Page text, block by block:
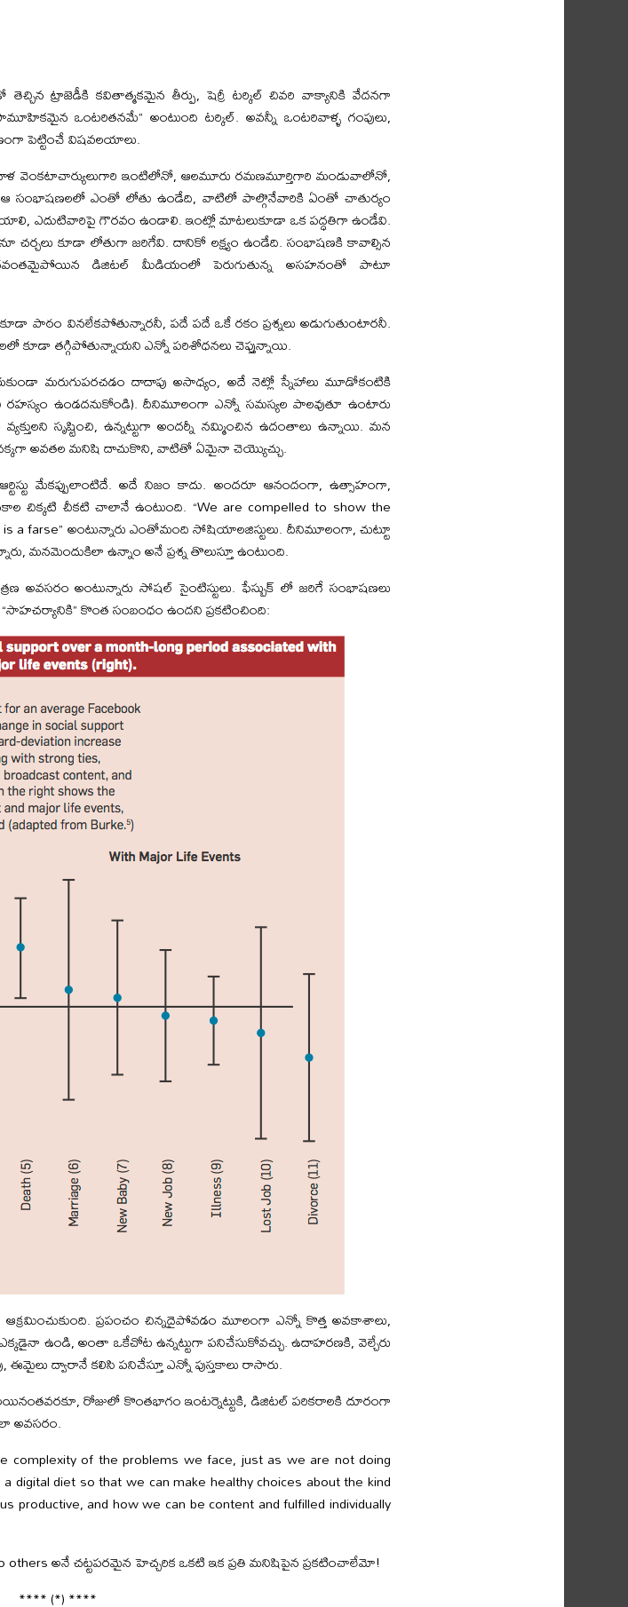
ట్రాజెడీకి కవితాత్మకమైన తీర్పు, షెర్రీ టర్కిల్ చివరి వాక్యానికి వేదనగా
ఒంటరితనమే” అంటుంది టర్కిల్. అవన్నీ ఒంటరివాళ్ళ గంపులు,
పెట్టించే విషవలయాలు.
వెంకటాచార్యులుగారి ఇంటిలోనో, ఆలమూరు రమణమూర్తిగారి మండువాలోనో,
ఆ సంభాషణలలో ఎంతో లోతు ఉండేది, వాటిలో పాల్గొనేవారికి ఏంతో చాతుర్యం
ఎదుటివారిపై గౌరవం ఉండాలి. ఇంట్లో మాటలుకూడా ఒక పద్ధతిగా ఉండేవి.
చర్చలు కూడా లోతుగా జరిగేవి. దానికో లక్ష్యం ఉండేది. సంభాషణకి కావాల్సిన
డిజిటల్ మీడియంలో పెరుగుతున్న అసహనంతో పాటూ
పాఠం వినలేకపోతున్నారనీ, పదే పదే ఒకే రకం ప్రశ్నలు అడుగుతుంటారనీ.
కూడా తగ్గిపోతున్నాయని ఎన్నో పరిశోధనలు చెప్తున్నాయి.
మరుగుపరచడం దాదాపు అసాధ్యం, అదే నెట్లో స్నేహాలు మూడోకంటికి
ఉండదనుకోండి). దీనిమూలంగా ఎన్నో సమస్యల పాలవుతూ ఉంటారు
సృష్టించి, ఉన్నట్టుగా అందర్నీ నమ్మించిన ఉదంతాలు ఉన్నాయి. మన
అవతల మనిషి దాచుకొని, వాటితో ఏమైనా చెయ్యొచ్చు.
మేకప్పులాంటిదే. అదే నిజం కాదు. అందరూ ఆనందంగా, ఉత్సాహంగా,
చిక్కటి చీకటి చాలానే ఉంటుంది. “We are compelled to show the
is a farse” అంటున్నారు ఎంతోమంది సోషియాలజిస్టులు. దీనిమూలంగా, చుట్టూ
మనమెందుకిలా ఉన్నాం అనే ప్రశ్న తొలుస్తూ ఉంటుంది.
అవసరం అంటున్నారు సోషల్ సైంటిస్టులు. ఫేస్బుక్ లో జరిగే సంభాషణలు
కొంత సంబంధం ఉందని ప్రకటించింది:
ప్రపంచం చిన్నదైపోవడం మూలంగా ఎన్నో కొత్త అవకాశాలు,
ఉండి, అంతా ఒకేచోట ఉన్నట్టుగా పనిచేసుకోవచ్చు. ఉదాహరణకి, వెల్చేరు
ద్వారానే కలిసి పనిచేస్తూ ఎన్నో పుస్తకాలు రాసారు.
రోజులో కొంతభాగం ఇంటర్నెట్టుకి, డిజిటల్ పరికరాలకి దూరంగా
అవసరం.
of the problems we face, just as we are not doing
diet so that we can make healthy choices about the kind
and how we can be content and fulfilled individually
to others అనే చట్టపరమైన హెచ్చరిక ఒకటి ఇక ప్రతి మనిషిపైన ప్రకటించాలేమో!
**** (*) ****